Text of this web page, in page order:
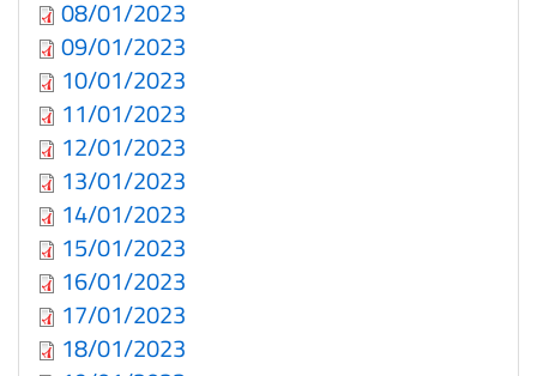
08/01/2023
09/01/2023
10/01/2023
11/01/2023
12/01/2023
13/01/2023
14/01/2023
15/01/2023
16/01/2023
17/01/2023
18/01/2023